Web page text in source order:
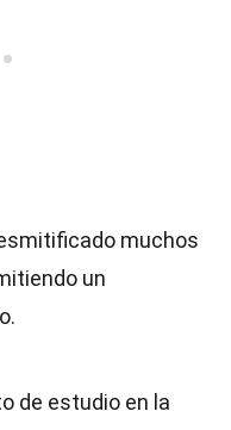
muchos
un
de estudio en la